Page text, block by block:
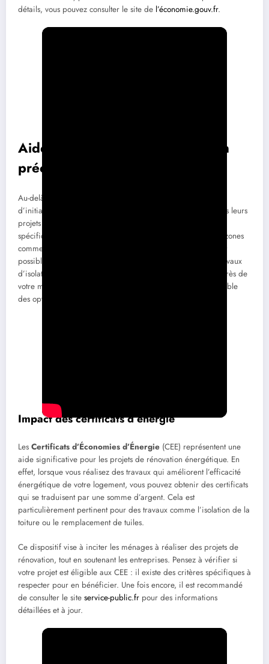
détails, vous pouvez consulter le site de l’économie.gouv.fr.
Aides au niveau local : un soutien
précieux
Au-delà des aides nationales, il existe un grand nombre
d’initiatives locales pour accompagner les propriétaires dans leurs
projets de rénovation. Selon votre région, des subventions
spécifiques peuvent être accordées. Par exemple, dans des zones
comme la Bourgogne-Franche-Comté ou l’Île-de-France, il est
possible de bénéficier d’aides supplémentaires pour des travaux
d’isolation ou de rénovation de toiture. Renseignez-vous auprès de
votre mairie ou sur les sites régionaux pour explorer l’ensemble
des options qui s’offrent à vous.
Impact des certificats d’énergie
Les Certificats d’Économies d’Énergie (CEE) représentent une
aide significative pour les projets de rénovation énergétique. En
effet, lorsque vous réalisez des travaux qui améliorent l’efficacité
énergétique de votre logement, vous pouvez obtenir des certificats
qui se traduisent par une somme d’argent. Cela est
particulièrement pertinent pour des travaux comme l’isolation de la
toiture ou le remplacement de tuiles.
Ce dispositif vise à inciter les ménages à réaliser des projets de
rénovation, tout en soutenant les entreprises. Pensez à vérifier si
votre projet est éligible aux CEE : il existe des critères spécifiques à
respecter pour en bénéficier. Une fois encore, il est recommandé
de consulter le site service-public.fr pour des informations
détaillées et à jour.